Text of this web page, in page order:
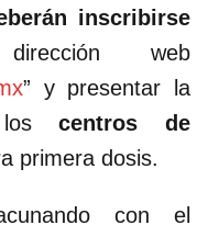
inscribirse
web
” y presentar la
loscentros de
primera dosis.
con el